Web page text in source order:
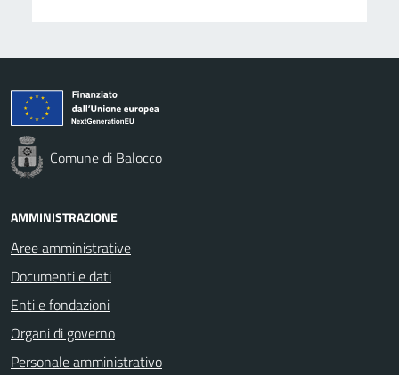
Comune di Balocco
AMMINISTRAZIONE
Aree amministrative
Documenti e dati
Enti e fondazioni
Organi di governo
Personale amministrativo